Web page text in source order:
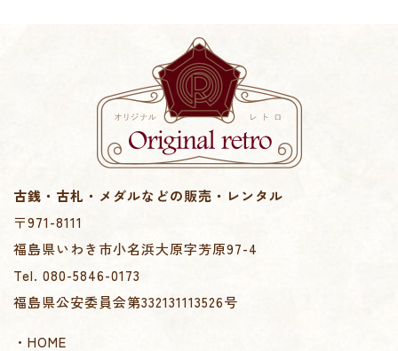
古銭・古札・メダルなどの販売・レンタル
〒971-8111
福島県いわき市小名浜大原字芳原97-4
Tel. 080-5846-0173
福島県公安委員会第332131113526号
・HOME